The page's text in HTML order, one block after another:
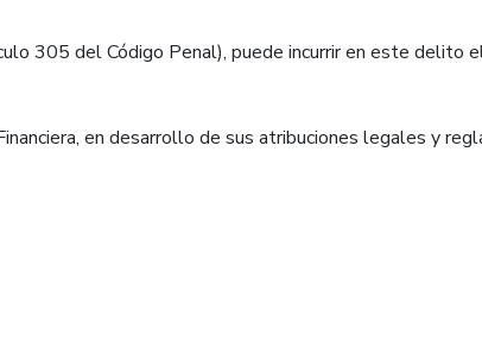
305 del Código Penal), puede incurrir en este
en desarrollo de sus atribuciones legales y